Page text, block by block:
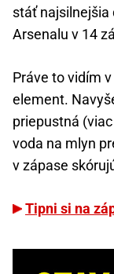
stáť najsilnejšia
Arsenalu v 14
Práve to vidím
element.
priepustná
voda na mlyn
v zápase
Tipni si na